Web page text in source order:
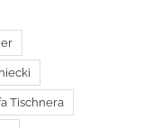
Tischnera